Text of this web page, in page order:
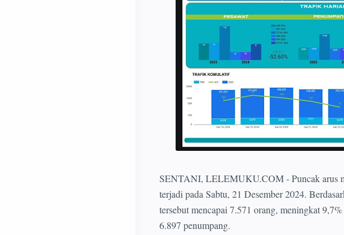
SENTANI, LELEMUKU.COM - Puncak arus
terjadi pada Sabtu, 21 Desember 2024.
tersebut mencapai 7.571 orang, meningkat
6.897 penumpang.